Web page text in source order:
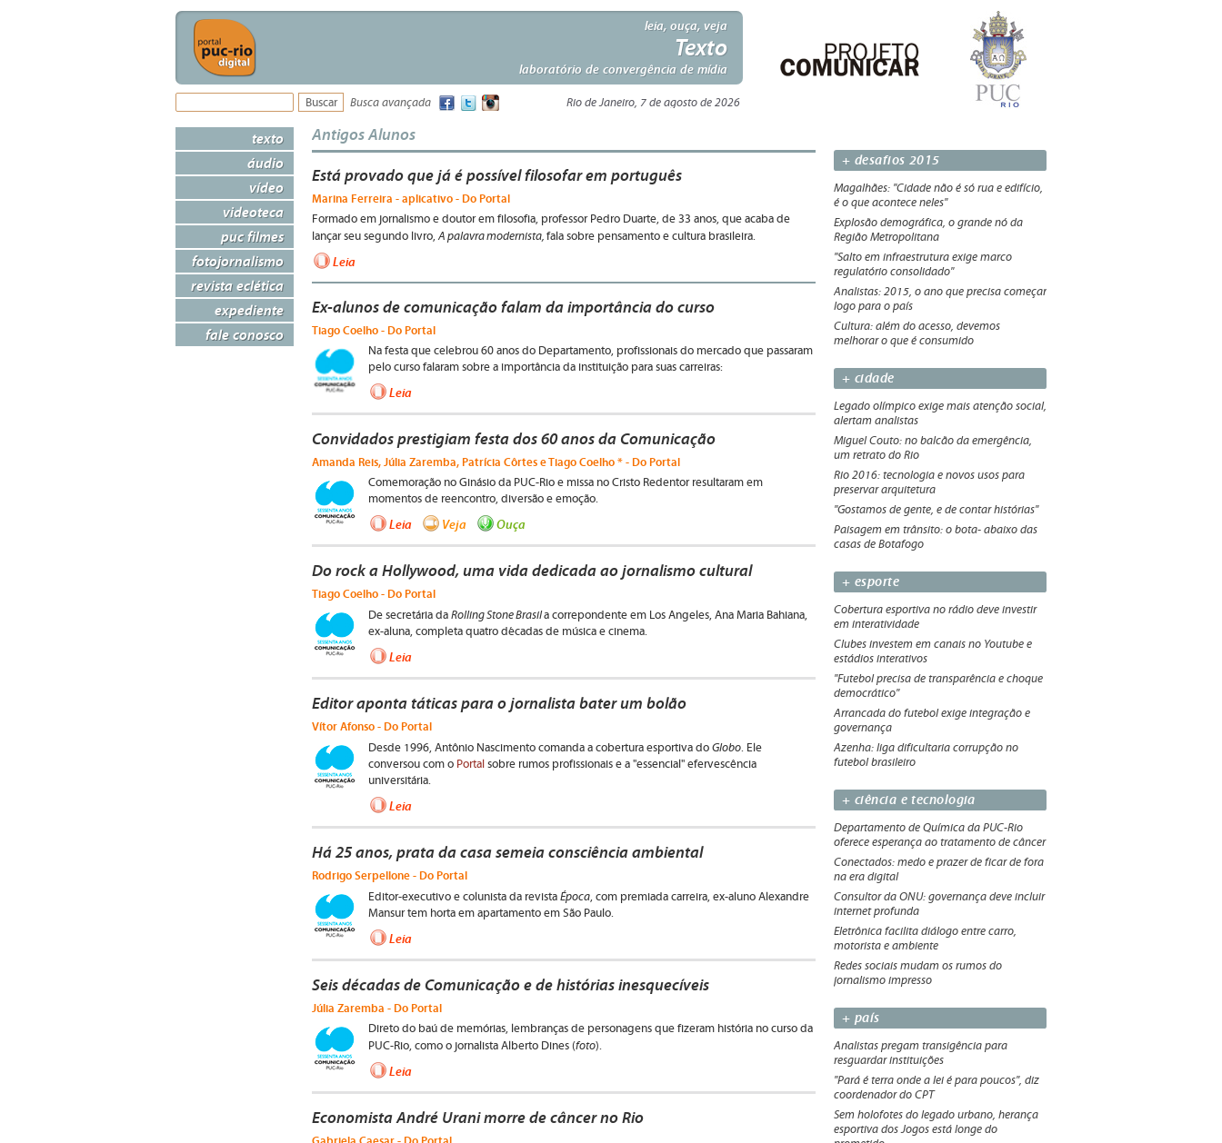
leia, ouça, veja
Texto
laboratório de convergência de mídia
Busca avançada Rio de Janeiro, 7 de agosto de 2026
texto
áudio
vídeo
videoteca
puc filmes
fotojornalismo
revista eclética
expediente
fale conosco
Antigos Alunos
Está provado que já é possível filosofar em português
Marina Ferreira - aplicativo - Do Portal
Formado em jornalismo e doutor em filosofia, professor Pedro Duarte, de 33 anos, que acaba de
lançar seu segundo livro,A palavra modernista, fala sobre pensamento e cultura brasileira.
Leia
Ex-alunos de comunicação falam da importância do curso
Tiago Coelho - Do Portal
Na festa que celebrou 60 anos do Departamento, profissionais do mercado que passaram
pelo curso falaram sobre a importância da instituição para suas carreiras:
Leia
Convidados prestigiam festa dos 60 anos da Comunicação
Amanda Reis, Júlia Zaremba, Patrícia Côrtes e Tiago Coelho * - Do Portal
Comemoração no Ginásio da PUC-Rio e missa no Cristo Redentor resultaram em
momentos de reencontro, diversão e emoção.
Leia Veja Ouça
Do rock a Hollywood, uma vida dedicada ao jornalismo cultural
Tiago Coelho - Do Portal
De secretária da Rolling Stone Brasila correpondente em Los Angeles, Ana Maria Bahiana,
ex-aluna, completa quatro décadas de música e cinema.
Leia
Editor aponta táticas para o jornalista bater um bolão
Vítor Afonso - Do Portal
Desde 1996, Antônio Nascimento comanda a cobertura esportiva do Globo. Ele
conversou com o Portal sobre rumos profissionais e a "essencial" efervescência
universitária.
Leia
Há 25 anos, prata da casa semeia consciência ambiental
Rodrigo Serpellone - Do Portal
Editor-executivo e colunista da revista Época, com premiada carreira, ex-aluno Alexandre
Mansur tem horta em apartamento em São Paulo.
Leia
Seis décadas de Comunicação e de histórias inesquecíveis
Júlia Zaremba - Do Portal
Direto do baú de memórias, lembranças de personagens que fizeram história no curso da
PUC-Rio, como o jornalista Alberto Dines (foto).
Leia
Economista André Urani morre de câncer no Rio
+ desafios 2015
Magalhães: "Cidade não é só rua e edifício,
é o que acontece neles"
Explosão demográfica, o grande nó da
Região Metropolitana
"Salto em infraestrutura exige marco
regulatório consolidado"
Analistas: 2015, o ano que precisa começar
logo para o país
Cultura: além do acesso, devemos
melhorar o que é consumido
+ cidade
Legado olímpico exige mais atenção social,
alertam analistas
Miguel Couto: no balcão da emergência,
um retrato do Rio
Rio 2016: tecnologia e novos usos para
preservar arquitetura
"Gostamos de gente, e de contar histórias"
Paisagem em trânsito: o bota- abaixo das
casas de Botafogo
+ esporte
Cobertura esportiva no rádio deve investir
em interatividade
Clubes investem em canais no Youtube e
estádios interativos
"Futebol precisa de transparência e choque
democrático"
Arrancada do futebol exige integração e
governança
Azenha: liga dificultaria corrupção no
futebol brasileiro
+ ciência e tecnologia
Departamento de Química da PUC-Rio
oferece esperança ao tratamento de câncer
Conectados: medo e prazer de ficar de fora
na era digital
Consultor da ONU: governança deve incluir
internet profunda
Eletrônica facilita diálogo entre carro,
motorista e ambiente
Redes sociais mudam os rumos do
jornalismo impresso
+ país
Analistas pregam transigência para
resguardar instituições
"Pará é terra onde a lei é para poucos", diz
coordenador do CPT
Sem holofotes do legado urbano, herança
esportiva dos Jogos está longe do